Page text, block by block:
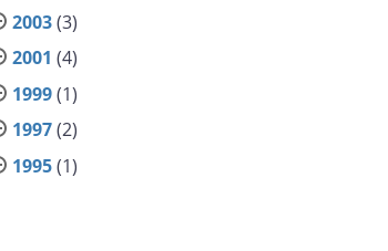
2003(3)
2001 (4)
1999(1)
1997(2)
1995(1)